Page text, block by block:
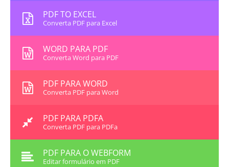
PDF TO EXCEL
Converta PDF para Excel
WORD PARA PDF
Converta Word para PDF
PDF PARA WORD
Converta PDF para Word
PDF PARA PDFA
Converta PDF para PDFa
PDF PARA O WEBFORM
Editar formulário em PDF